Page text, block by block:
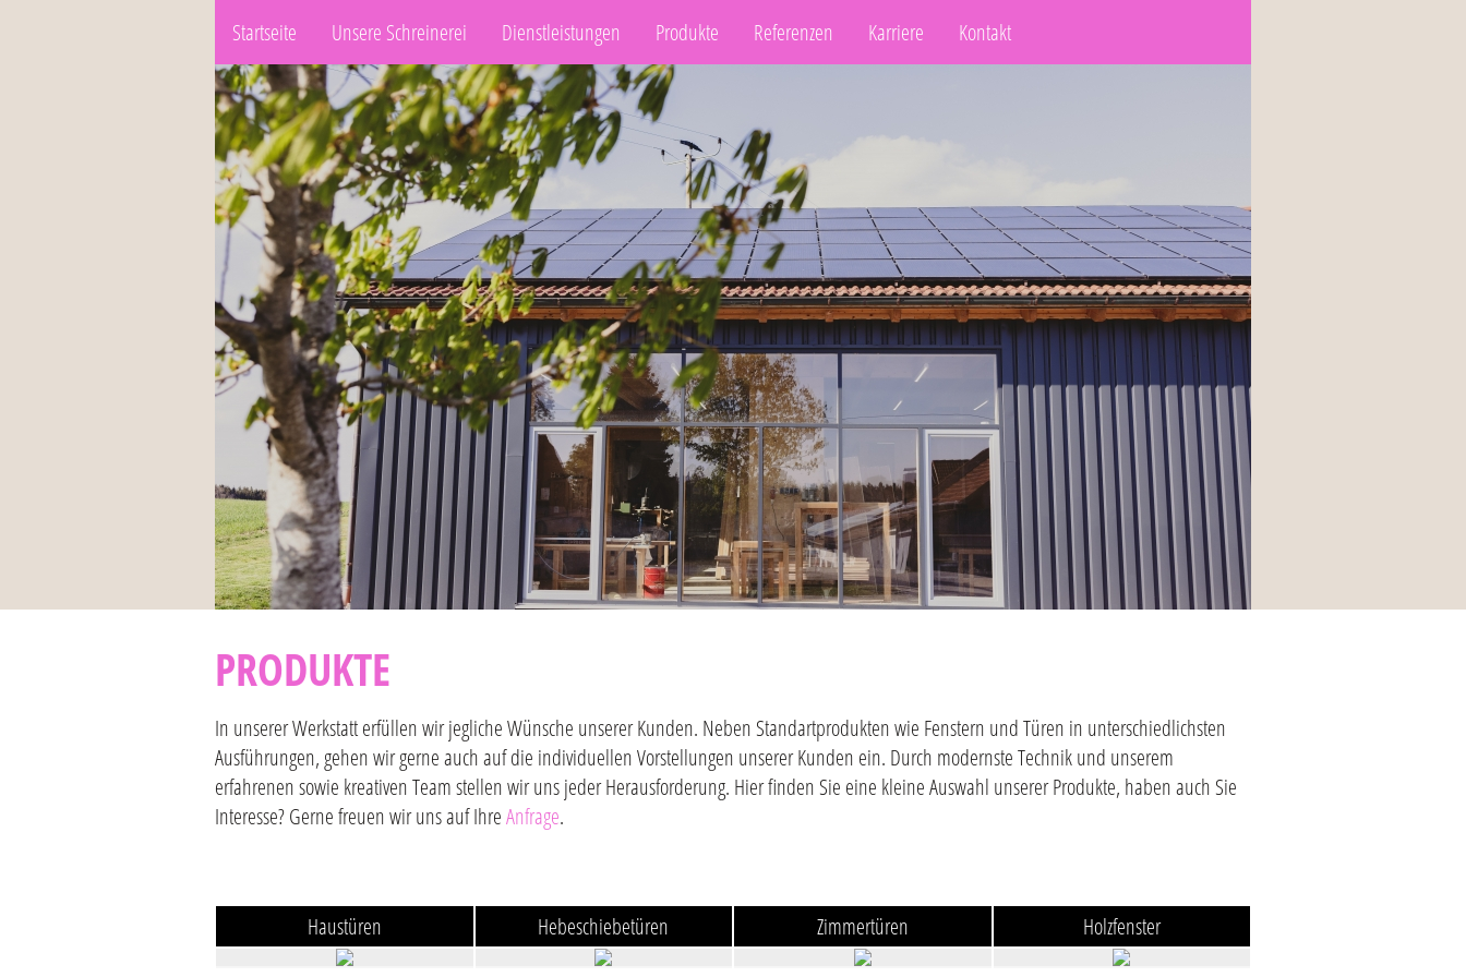
Startseite Unsere Schreinerei Dienstleistungen Produkte Referenzen Karriere Kontakt
PRODUKTE
In unserer Werkstatt erfüllen wir jegliche Wünsche unserer Kunden. Neben Standartprodukten wie Fenstern und Türen in unterschiedlichsten
Ausführungen, gehen wir gerne auch auf die individuellen Vorstellungen unserer Kunden ein. Durch modernste Technik und unserem
erfahrenen sowie kreativen Team stellen wir uns jeder Herausforderung. Hier finden Sie eine kleine Auswahl unserer Produkte, haben auch Sie
Interesse? Gerne freuen wir uns auf IhreAnfrage.
Haustüren Hebeschiebetüren Zimmertüren Holzfenster